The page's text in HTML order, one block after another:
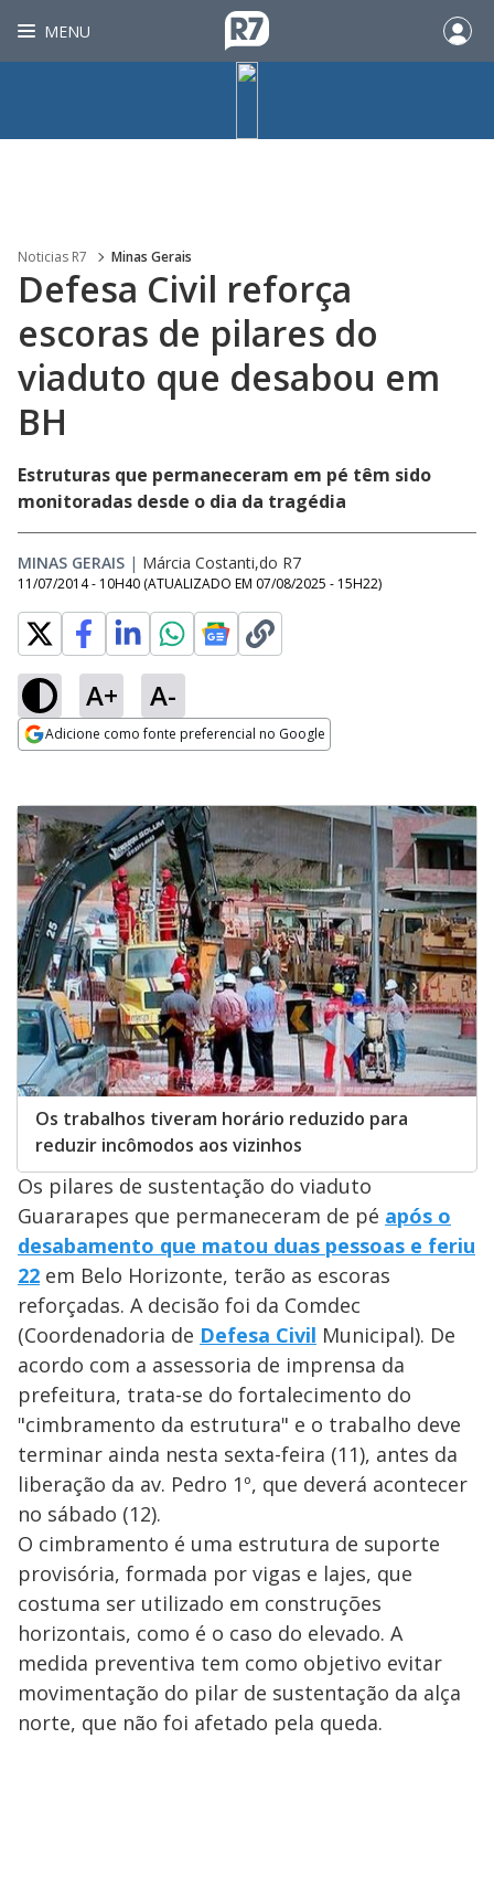
MENU
Noticias R7 Minas Gerais
Defesa Civil reforça
escoras de pilares do
viaduto que desabou em
BH
Estruturas que permaneceram em pé têm sido
monitoradas desde o dia da tragédia
MINAS GERAIS | Márcia Costanti,do R7
11/07/2014 - 10H40 (ATUALIZADO EM 07/08/2025 - 15H22)
A+ A-
Adicione como fonte preferencial no Google
Os trabalhos tiveram horário reduzido para
reduzir incômodos aos vizinhos
Os pilares de sustentação do viaduto
Guararapes que permaneceram de pé após o
desabamento que matou duas pessoas e feriu
22 em Belo Horizonte, terão as escoras
reforçadas. A decisão foi da Comdec
(Coordenadoria de Defesa Civil Municipal). De
acordo com a assessoria de imprensa da
prefeitura, trata-se do fortalecimento do
"cimbramento da estrutura" e o trabalho deve
terminar ainda nesta sexta-feira (11), antes da
liberação da av. Pedro 1º, que deverá acontecer
no sábado (12).
O cimbramento é uma estrutura de suporte
provisória, formada por vigas e lajes, que
costuma ser utilizado em construções
horizontais, como é o caso do elevado. A
medida preventiva tem como objetivo evitar
movimentação do pilar de sustentação da alça
norte, que não foi afetado pela queda.